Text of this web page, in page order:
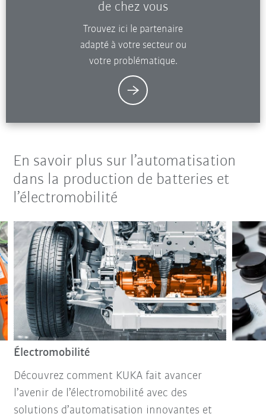
de chez vous
Trouvez ici le partenaire
adapté à votre secteur ou
votre problématique.
En savoir plus sur l’automatisation
dans la production de batteries et
l’électromobilité
Électromobilité
Découvrez comment KUKA fait avancer
l’avenir de l’électromobilité avec des
solutions d’automatisation innovantes et